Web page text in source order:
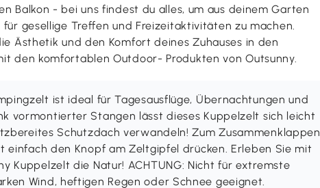
Balkon - bei uns findest du alles, um aus deinem Garten
gesellige Treffen und Freizeitaktivitäten zu machen.
Ästhetik und den Komfort deines Zuhauses in den
den komfortablen Outdoor- Produkten von Outsunny.
ist ideal für Tagesausflüge, Übernachtungen und
vormontierter Stangen lässt dieses Kuppelzelt sich leicht
Schutzdach verwandeln! Zum Zusammenklappen
einfach den Knopf am Zeltgipfel drücken. Erleben Sie mit
Kuppelzelt die Natur! ACHTUNG: Nicht für extremste
Wind, heftigen Regen oder Schnee geeignet.